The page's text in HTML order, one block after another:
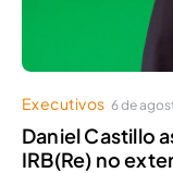
Executivos 6 de
Daniel Castillo
IRB(Re) no